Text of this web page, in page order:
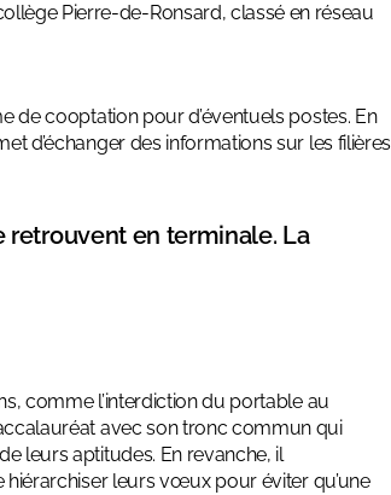
Pierre-de-Ronsard, classé en réseau
de cooptation pour d’éventuels postes. En
d’échanger des informations sur les filières
retrouvent en terminale. La
comme l’interdiction du portable au
avec son tronc commun qui
leurs aptitudes. En revanche, il
leurs vœux pour éviter qu’une